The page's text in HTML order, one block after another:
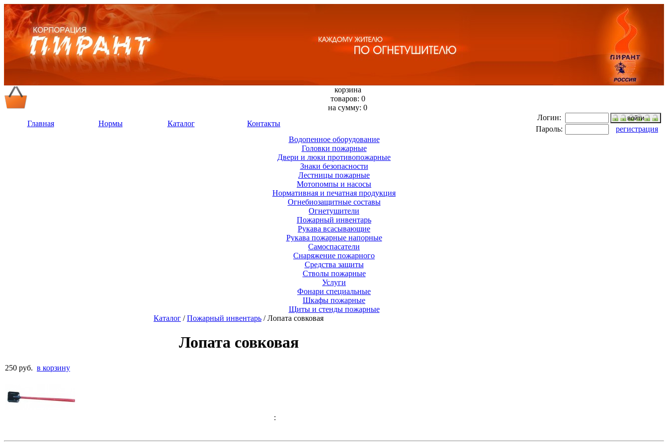
корзина
товаров: 0
на сумму: 0
Главная
Нормы Каталог Контакты
Логин:
Пароль:
регистрация
Водопенное оборудование
Головки пожарные
Двери и люки противопожарные
Знаки безопасности
Лестницы пожарные
Мотопомпы и насосы
Нормативная и печатная продукция
Огнебиозащитные составы
Огнетушители
Пожарный инвентарь
Рукава всасывающие
Рукава пожарные напорные
Самоспасатели
Снаряжение пожарного
Средства защиты
Стволы пожарные
Услуги
Фонари специальные
Шкафы пожарные
Щиты и стенды пожарные
Каталог /Пожарный инвентарь / Лопата совковая
Лопата совковая
250 руб. в корзину
: